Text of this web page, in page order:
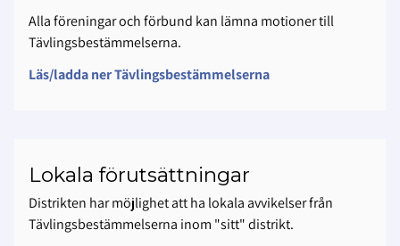
Alla föreningar och förbund kan lämna motioner till
Tävlingsbestämmelserna.
Läs/ladda ner Tävlingsbestämmelserna
Lokala förutsättningar
Distrikten har möjlighet att ha lokala avvikelser från
Tävlingsbestämmelserna inom "sitt" distrikt.